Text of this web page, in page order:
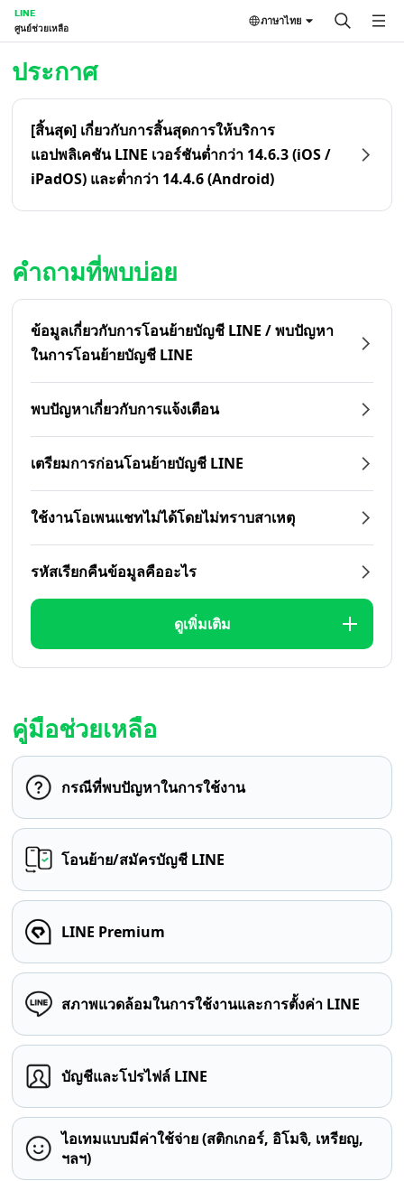
LINE
ศูนย์ช่วยเหลือ
ภาษาไทย
ประกาศ
[สิ้นสุด] เกี่ยวกับการสิ้นสุดการให้บริการ
แอปพลิเคชัน LINE เวอร์ชันต่ำกว่า 14.6.3 (iOS /
iPadOS) และต่ำกว่า 14.4.6 (Android)
คำถามที่พบบ่อย
ข้อมูลเกี่ยวกับการโอนย้ายบัญชี LINE / พบปัญหา
ในการโอนย้ายบัญชี LINE
พบปัญหาเกี่ยวกับการแจ้งเตือน
เตรียมการก่อนโอนย้ายบัญชี LINE
ใช้งานโอเพนแชทไม่ได้โดยไม่ทราบสาเหตุ
รหัสเรียกคืนข้อมูลคืออะไร
ดูเพิ่มเติม
คู่มือช่วยเหลือ
กรณีที่พบปัญหาในการใช้งาน
โอนย้าย/สมัครบัญชี LINE
LINE Premium
สภาพแวดล้อมในการใช้งานและการตั้งค่า LINE
บัญชีและโปรไฟล์ LINE
ไอเทมแบบมีค่าใช้จ่าย (สติกเกอร์, อิโมจิ, เหรียญ,
ฯลฯ)